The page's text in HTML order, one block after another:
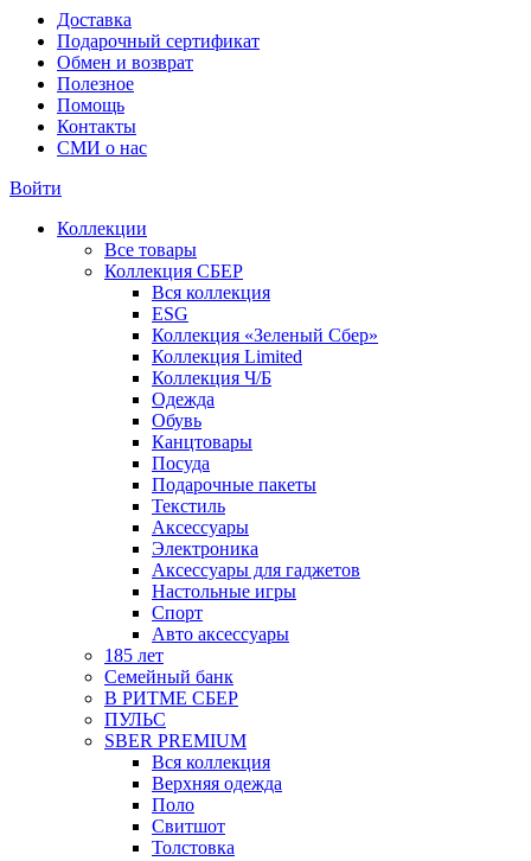
Доставка
Подарочный сертификат
Обмен и возврат
Полезное
Помощь
Контакты
СМИ о нас
Войти
Коллекции
Все товары
Коллекция СБЕР
Вся коллекция
ESG
Коллекция «Зеленый Сбер»
Коллекция Limited
Коллекция Ч/Б
Одежда
Обувь
Канцтовары
Посуда
Подарочные пакеты
Текстиль
Аксессуары
Электроника
Аксессуары для гаджетов
Настольные игры
Спорт
Авто аксессуары
185 лет
Семейный банк
В РИТМЕ СБЕР
ПУЛЬС
SBER PREMIUM
Вся коллекция
Верхняя одежда
Поло
Свитшот
Толстовка